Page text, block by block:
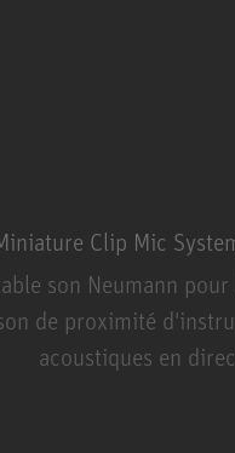
Clip Mic
son Neumann
de proximité
acoustiques en